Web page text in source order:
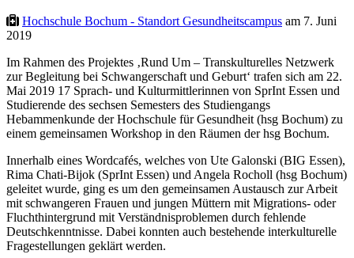
Hochschule Bochum - Standort Gesundheitscampus am 7. Juni
2019
Im Rahmen des Projektes ‚Rund Um – Transkulturelles Netzwerk
zur Begleitung bei Schwangerschaft und Geburt‘ trafen sich am 22.
Mai 2019 17 Sprach- und Kulturmittlerinnen von SprInt Essen und
Studierende des sechsen Semesters des Studiengangs
Hebammenkunde der Hochschule für Gesundheit (hsg Bochum) zu
einem gemeinsamen Workshop in den Räumen der hsg Bochum.
Innerhalb eines Wordcafés, welches von Ute Galonski (BIG Essen),
Rima Chati-Bijok (SprInt Essen) und Angela Rocholl (hsg Bochum)
geleitet wurde, ging es um den gemeinsamen Austausch zur Arbeit
mit schwangeren Frauen und jungen Müttern mit Migrations- oder
Fluchthintergrund mit Verständnisproblemen durch fehlende
Deutschkenntnisse. Dabei konnten auch bestehende interkulturelle
Fragestellungen geklärt werden.